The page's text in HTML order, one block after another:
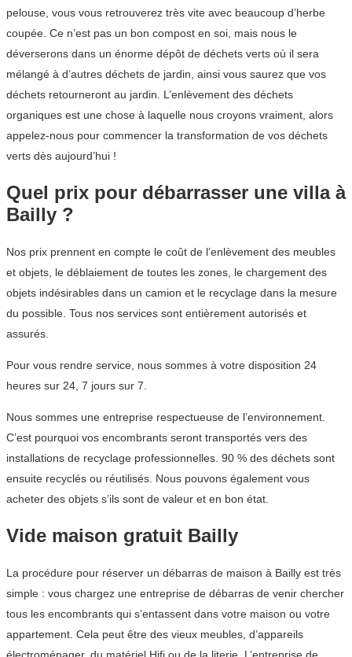
pelouse, vous vous retrouverez très vite avec beaucoup d’herbe
coupée. Ce n’est pas un bon compost en soi, mais nous le
déverserons dans un énorme dépôt de déchets verts où il sera
mélangé à d’autres déchets de jardin, ainsi vous saurez que vos
déchets retourneront au jardin. L’enlèvement des déchets
organiques est une chose à laquelle nous croyons vraiment, alors
appelez-nous pour commencer la transformation de vos déchets
verts dès aujourd’hui !
Quel prix pour débarrasser une villa à
Bailly ?
Nos prix prennent en compte le coût de l’enlèvement des meubles
et objets, le déblaiement de toutes les zones, le chargement des
objets indésirables dans un camion et le recyclage dans la mesure
du possible. Tous nos services sont entièrement autorisés et
assurés.
Pour vous rendre service, nous sommes à votre disposition 24
heures sur 24, 7 jours sur 7.
Nous sommes une entreprise respectueuse de l’environnement.
C’est pourquoi vos encombrants seront transportés vers des
installations de recyclage professionnelles. 90 % des déchets sont
ensuite recyclés ou réutilisés. Nous pouvons également vous
acheter des objets s’ils sont de valeur et en bon état.
Vide maison gratuit Bailly
La procédure pour réserver un débarras de maison à Bailly est très
simple : vous chargez une entreprise de débarras de venir chercher
tous les encombrants qui s’entassent dans votre maison ou votre
appartement. Cela peut être des vieux meubles, d’appareils